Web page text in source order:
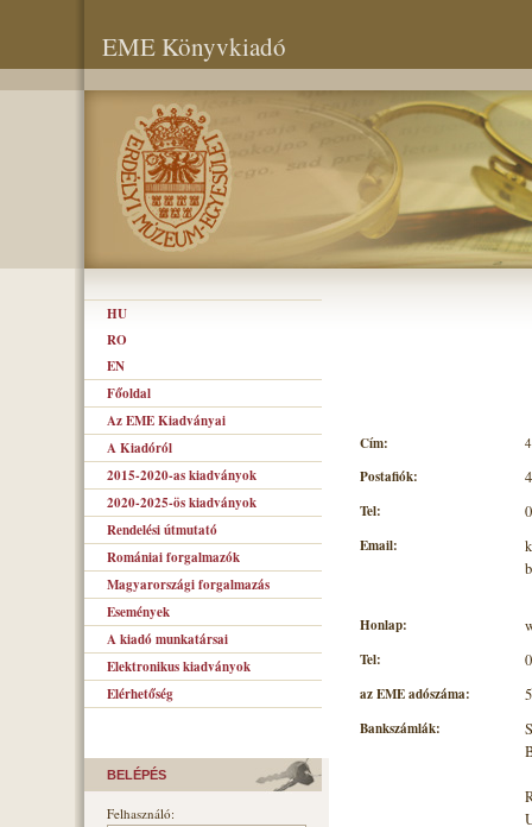
EME Könyvkiadó
HU
RO
EN
Főoldal
Az EME Kiadványai
A Kiadóról
2015-2020-as kiadványok
2020-2025-ös kiadványok
Rendelési útmutató
Romániai forgalmazók
Magyarországi forgalmazás
Események
A kiadó munkatársai
Elektronikus kiadványok
Elérhetőség
BELÉPÉS
Felhasználó:
Cím:
Postafiók:
Tel:
Email:
Honlap:
Tel:
az EME adószáma:
Bankszámlák: